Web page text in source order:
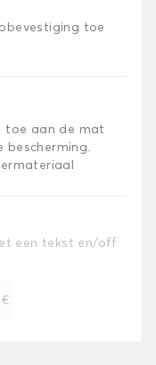
toe
toe aan de mat
bescherming.
een tekst en/off